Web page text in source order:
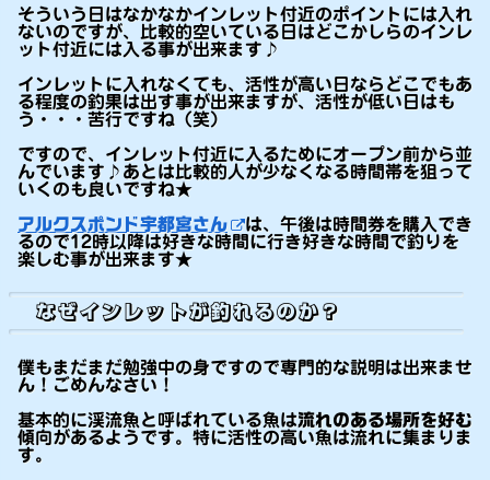
そういう日はなかなかインレット付近のポイントには入れ
ないのですが、比較的空いている日はどこかしらのインレ
ット付近には入る事が出来ます♪
インレットに入れなくても、活性が高い日ならどこでもあ
る程度の釣果は出す事が出来ますが、活性が低い日はも
う・・・苦行ですね（笑）
ですので、インレット付近に入るためにオープン前から並
んでいます♪あとは比較的人が少なくなる時間帯を狙って
いくのも良いですね★
アルクスポンド宇都宮さん
は、午後は時間券を購入でき
るので12時以降は好きな時間に行き好きな時間で釣りを
楽しむ事が出来ます★
なぜインレットが釣れるのか？
僕もまだまだ勉強中の身ですので専門的な説明は出来ませ
ん！ごめんなさい！
基本的に渓流魚と呼ばれている魚は流れのある場所を好む
傾向があるようです。特に活性の高い魚は流れに集まりま
す。